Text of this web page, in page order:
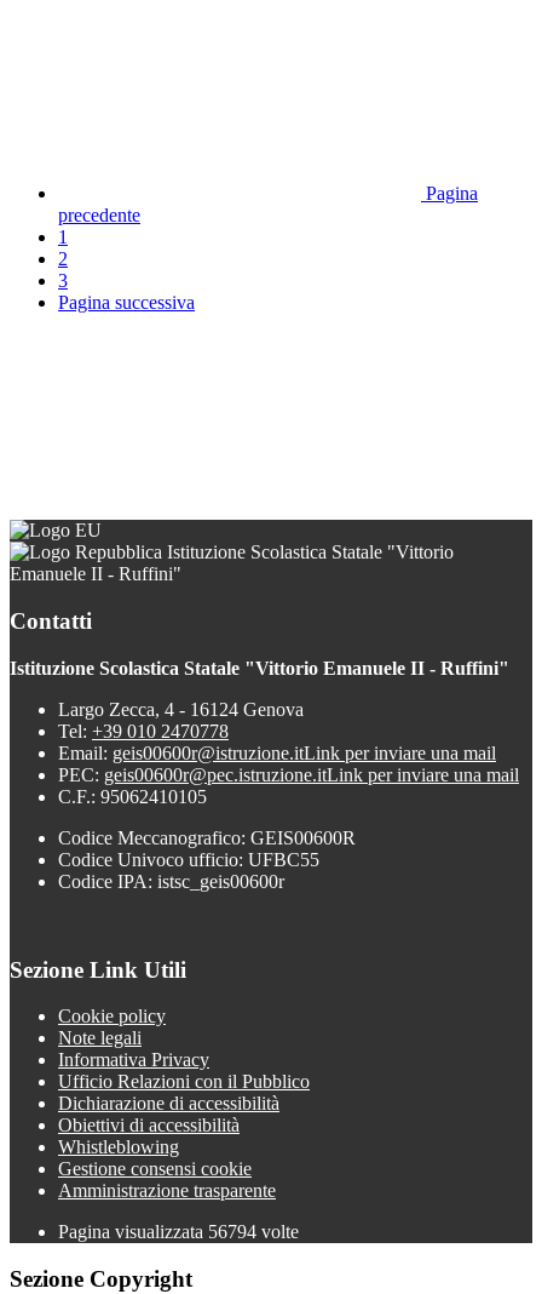
Pagina
precedente
1
2
3
Pagina successiva
Istituzione Scolastica Statale "Vittorio
Emanuele II - Ruffini"
Contatti
Istituzione Scolastica Statale "Vittorio Emanuele II - Ruffini"
Largo Zecca, 4 - 16124 Genova
Tel: +39 010 2470778
Email: geis00600r@istruzione.itLink per inviare una mail
PEC: geis00600r@pec.istruzione.itLink per inviare una mail
C.F.: 95062410105
Codice Meccanografico: GEIS00600R
Codice Univoco ufficio: UFBC55
Codice IPA: istsc_geis00600r
Sezione Link Utili
Cookie policy
Note legali
Informativa Privacy
Ufficio Relazioni con il Pubblico
Dichiarazione di accessibilità
Obiettivi di accessibilità
Whistleblowing
Gestione consensi cookie
Amministrazione trasparente
Pagina visualizzata 56794 volte
Sezione Copyright